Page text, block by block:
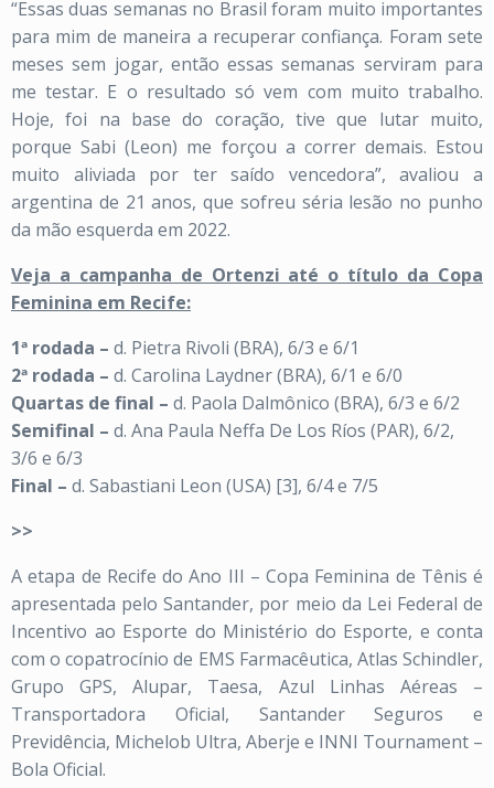
“Essas duas semanas no Brasil foram muito importantes
para mim de maneira a recuperar confiança. Foram sete
meses sem jogar, então essas semanas serviram para
me testar. E o resultado só vem com muito trabalho.
Hoje, foi na base do coração, tive que lutar muito,
porque Sabi (Leon) me forçou a correr demais. Estou
muito aliviada por ter saído vencedora”, avaliou a
argentina de 21 anos, que sofreu séria lesão no punho
da mão esquerda em 2022.
Veja a campanha de Ortenzi até o título da Copa
Feminina em Recife:
1ª rodada – d. Pietra Rivoli (BRA), 6/3 e 6/1
2ª rodada – d. Carolina Laydner (BRA), 6/1 e 6/0
Quartas de final – d. Paola Dalmônico (BRA), 6/3 e 6/2
Semifinal – d. Ana Paula Neffa De Los Ríos (PAR), 6/2,
3/6 e 6/3
Final – d. Sabastiani Leon (USA) [3], 6/4 e 7/5
>>
A etapa de Recife do Ano III – Copa Feminina de Tênis é
apresentada pelo Santander, por meio da Lei Federal de
Incentivo ao Esporte do Ministério do Esporte, e conta
com o copatrocínio de EMS Farmacêutica, Atlas Schindler,
Grupo GPS, Alupar, Taesa, Azul Linhas Aéreas –
Transportadora Oficial, Santander Seguros e
Previdência, Michelob Ultra, Aberje e INNI Tournament –
Bola Oficial.